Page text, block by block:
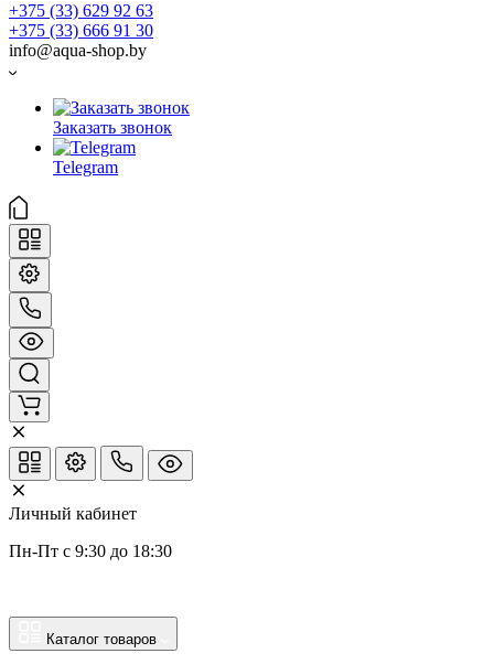
+375 (33) 629 92 63
+375 (33) 666 91 30
info@aqua-shop.by
Заказать звонок
Telegram
Личный кабинет
Пн-Пт с 9:30 до 18:30
Каталог товаров